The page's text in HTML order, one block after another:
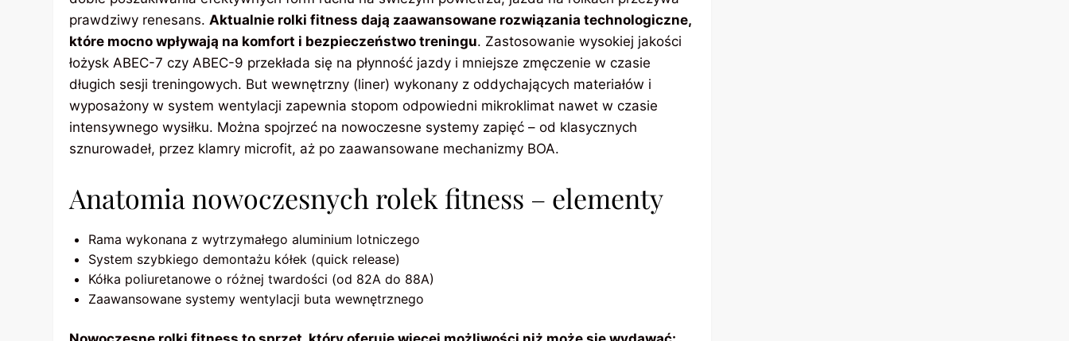
prawdziwy renesans.Aktualnie rolki fitness dają zaawansowane rozwiązania technologiczne,
które mocno wpływają na komfort i bezpieczeństwo treningu. Zastosowanie wysokiej jakości
łożysk ABEC-7 czy ABEC-9 przekłada się na płynność jazdy i mniejsze zmęczenie w czasie
długich sesji treningowych. But wewnętrzny (liner) wykonany z oddychających materiałów i
wyposażony w system wentylacji zapewnia stopom odpowiedni mikroklimat nawet w czasie
intensywnego wysiłku. Można spojrzeć na nowoczesne systemy zapięć – od klasycznych
sznurowadeł, przez klamry microfit, aż po zaawansowane mechanizmy BOA.
Anatomia nowoczesnych rolek fitness – elementy
Rama wykonana z wytrzymałego aluminium lotniczego
System szybkiego demontażu kółek (quick release)
Kółka poliuretanowe o różnej twardości (od 82A do 88A)
Zaawansowane systemy wentylacji buta wewnętrznego